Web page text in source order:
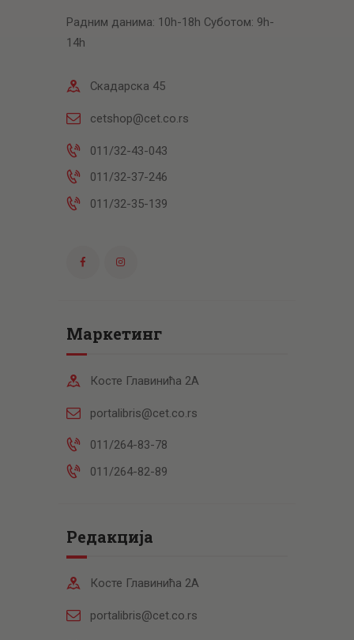
Радним данима: 10h-18h Суботом: 9h-
14h
Скадарска 45
cetshop@cet.co.rs
011/32-43-043
011/32-37-246
011/32-35-139
Маркетинг
Косте Главинића 2А
portalibris@cet.co.rs
011/264-83-78
011/264-82-89
Редакција
Косте Главинића 2А
portalibris@cet.co.rs